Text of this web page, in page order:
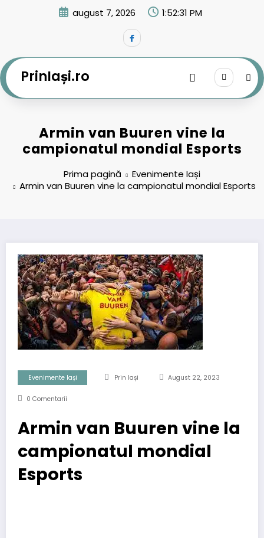
august 7, 2026 1:52:32 PM
PrinIași.ro
Armin van Buuren vine la
campionatul mondial Esports
Prima pagină
Evenimente Iași
Armin van Buuren vine la campionatul mondial Esports
Evenimente Iași Prin Iași August 22, 2023
0 Comentarii
Armin van Buuren vine la
campionatul mondial
Esports